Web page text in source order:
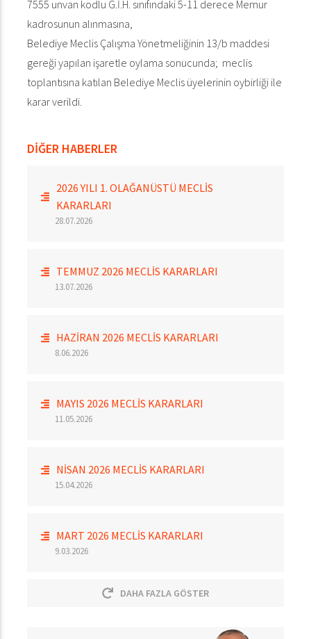
7555 unvan kodlu G.İ.H. sınıfındaki 5-11 derece Memur
kadrosunun alınmasına,
Belediye Meclis Çalışma Yönetmeliğinin 13/b maddesi
gereği yapılan işaretle oylama sonucunda; meclis
toplantısına katılan Belediye Meclis üyelerinin oybirliği ile
karar verildi.
DİĞER HABERLER
2026 YILI 1. OLAĞANÜSTÜ MECLİS
KARARLARI
28.07.2026
TEMMUZ 2026 MECLİS KARARLARI
13.07.2026
HAZİRAN 2026 MECLİS KARARLARI
8.06.2026
MAYIS 2026 MECLİS KARARLARI
11.05.2026
NİSAN 2026 MECLİS KARARLARI
15.04.2026
MART 2026 MECLİS KARARLARI
9.03.2026
DAHA FAZLA GÖSTER